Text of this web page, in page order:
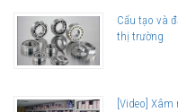
Cấu tạo và
thị trường
[Video]